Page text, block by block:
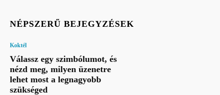
NÉPSZERŰ BEJEGYZÉSEK
Koktél
Válassz egy szimbólumot, és
nézd meg, milyen üzenetre
lehet most a legnagyobb
szükséged